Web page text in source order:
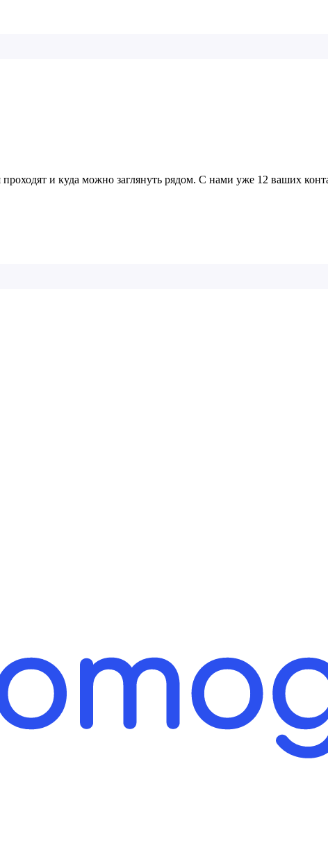
и куда можно заглянуть рядом. С нами уже 12 ваших